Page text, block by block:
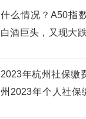
什么情况？A50指
白酒巨头，又现大
2023年杭州社保缴
州2023年个人社保